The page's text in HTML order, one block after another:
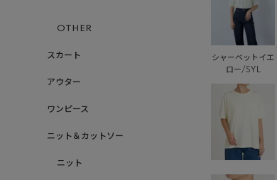
OTHER
スカート
アウター
ワンピース
ニット＆カットソー
ニット
シャーベットイエ
ロー/SYL